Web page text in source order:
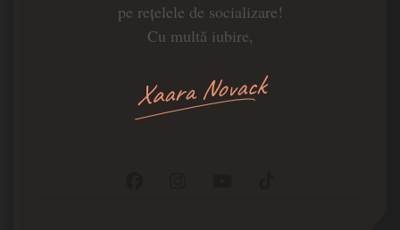
pe rețelele de socializare!
Cu multă iubire,
Xaara Novack